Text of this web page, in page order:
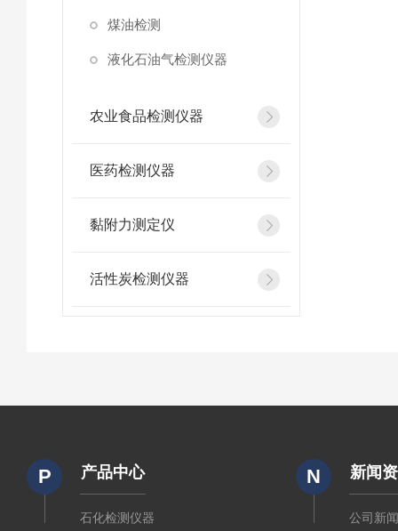
煤油检测
液化石油气检测仪器
农业食品检测仪器
医药检测仪器
黏附力测定仪
活性炭检测仪器
P 产品中心
石化检测仪器
N 新闻
公司新